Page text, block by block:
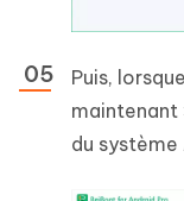
Puis,
maintenant
du système